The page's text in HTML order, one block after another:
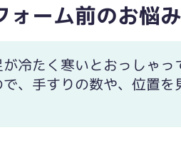
ォーム前のお悩み
冷たく寒いとおっしゃ
、手すりの数や、位置